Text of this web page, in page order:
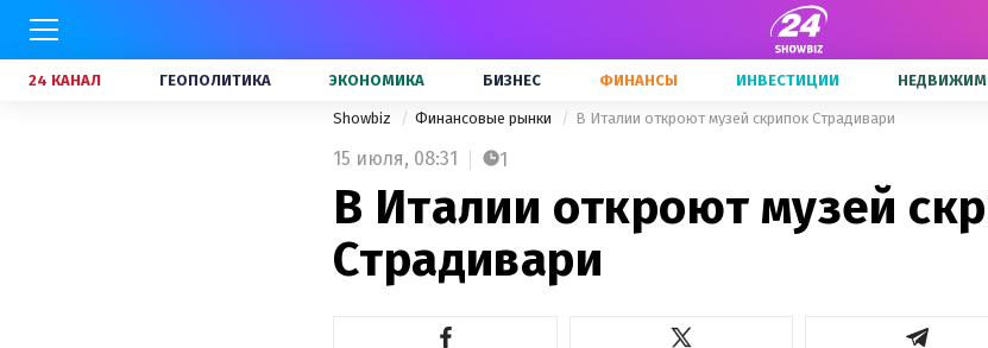
24 КАНАЛ ГЕОПОЛИТИКА ЭКОНОМИКА БИЗНЕС ФИНАНСЫ ИНВЕСТИЦИИ
Showbiz Финансовые рынки В Италии откроют музей скрипок Страдивари
15 июля, 08:31 1
В Италии откроют музей
Страдивари